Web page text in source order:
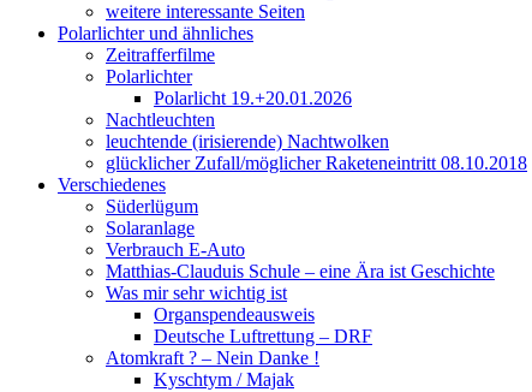
weitere interessante Seiten
Polarlichter und ähnliches
Zeitrafferfilme
Polarlichter
Polarlicht 19.+20.01.2026
Nachtleuchten
leuchtende (irisierende) Nachtwolken
glücklicher Zufall/möglicher Raketeneintritt 08.10.2018
Verschiedenes
Süderlügum
Solaranlage
Verbrauch E-Auto
Matthias-Clauduis Schule – eine Ära ist Geschichte
Was mir sehr wichtig ist
Organspendeausweis
Deutsche Luftrettung – DRF
Atomkraft ? – Nein Danke !
Kyschtym / Majak